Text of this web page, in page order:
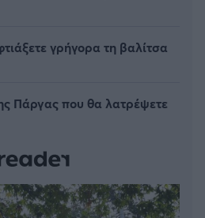
γρήγορα τη βαλίτσα
Πάργας που θα λατρέψετε